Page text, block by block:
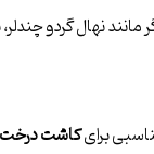
نهال گردو چندلر،
برایکاشت درخت